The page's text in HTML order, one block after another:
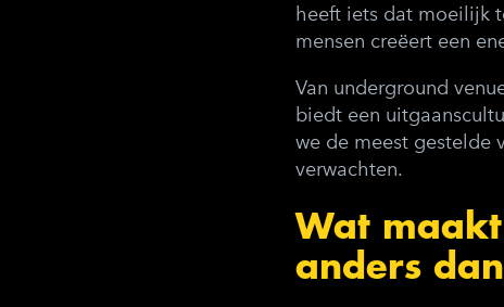
heeft iets dat moeilijk
mensen creëert een
Van underground
biedt een
we de meest gestelde
verwachten.
Wat
anders